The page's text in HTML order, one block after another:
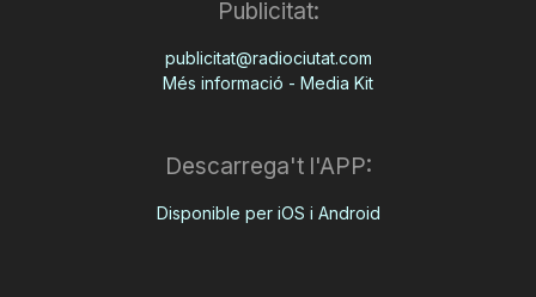
Publicitat:
publicitat@radiociutat.com
Més informació - Media Kit
Descarrega't l'APP:
Disponible per iOS i Android